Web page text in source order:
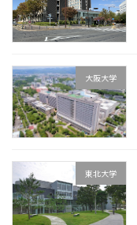
大阪大学
東北大学